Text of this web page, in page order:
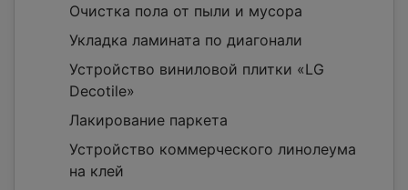
Очистка пола от пыли и мусора
Укладка ламината по диагонали
Устройство виниловой плитки «LG
Decotile»
Лакирование паркета
Устройство коммерческого линолеума
на клей